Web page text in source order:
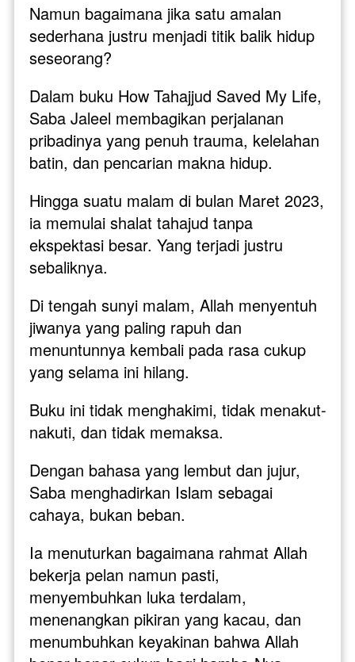
Namun bagaimana jika satu amalan
sederhana justru menjadi titik balik hidup
seseorang?
Dalam buku How Tahajjud Saved My Life,
Saba Jaleel membagikan perjalanan
pribadinya yang penuh trauma, kelelahan
batin, dan pencarian makna hidup.
Hingga suatu malam di bulan Maret 2023,
ia memulai shalat tahajud tanpa
ekspektasi besar. Yang terjadi justru
sebaliknya.
Di tengah sunyi malam, Allah menyentuh
jiwanya yang paling rapuh dan
menuntunnya kembali pada rasa cukup
yang selama ini hilang.
Buku ini tidak menghakimi, tidak menakut-
nakuti, dan tidak memaksa.
Dengan bahasa yang lembut dan jujur,
Saba menghadirkan Islam sebagai
cahaya, bukan beban.
Ia menuturkan bagaimana rahmat Allah
bekerja pelan namun pasti,
menyembuhkan luka terdalam,
menenangkan pikiran yang kacau, dan
menumbuhkan keyakinan bahwa Allah